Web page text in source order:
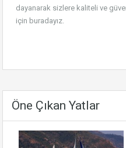
dayanarak sizlere kaliteli ve
için buradayız.
Öne Çıkan Yatlar